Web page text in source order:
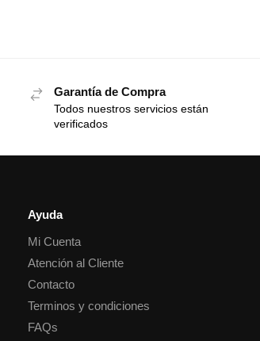
Garantía de Compra
Todos nuestros servicios están
verificados
Ayuda
Mi Cuenta
Atención al Cliente
Contacto
Terminos y condiciones
FAQs